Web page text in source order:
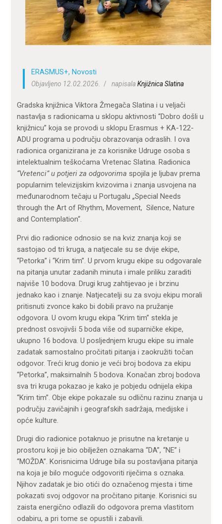
DOKUMENTI
KONTAKT
ERASMUS+, Novosti
Objavljeno 12.02.2026.
napisalaKnjižnica Slatina
Gradska knjižnica Viktora Žmegača Slatina i u veljači
nastavlja s radionicama u sklopu aktivnosti “Dobro došli u
knjižnicu” koja se provodi u sklopu Erasmus + KA-122-
ADU programa u području obrazovanja odraslih. I ova
radionica organizirana je za korisnike Udruge osoba s
intelektualnim teškoćama Vretenac Slatina. Radionica
“Vretenci” u potjeri za odgovorima spojila je ljubav prema
popularnim televizijskim kvizovima i znanja usvojena na
međunarodnom tečaju u Portugalu „Special Needs
through the Art of Rhythm, Movement, Silence, Nature
and Contemplation“.
Prvi dio radionice odnosio se na kviz znanja koji se
sastojao od tri kruga, a natjecale su se dvije ekipe,
“Petorka” i “Krim tim”. U prvom krugu ekipe su odgovarale
na pitanja unutar zadanih minuta i imale priliku zaraditi
najviše 10 bodova. Drugi krug zahtijevao je i brzinu
jednako kao i znanje. Natjecatelji su za svoju ekipu morali
pritisnuti zvonce kako bi dobili pravo na pružanje
odgovora. U ovom krugu ekipa “Krim tim” stekla je
prednost osvojivši 5 boda više od suparničke ekipe,
ukupno 16 bodova. U posljednjem krugu ekipe su imale
zadatak samostalno pročitati pitanja i zaokružiti točan
odgovor. Treći krug donio je veći broj bodova za ekipu
“Petorka”, maksimalnih 5 bodova. Konačan zbroj bodova
sva tri kruga pokazao je kako je pobjedu odnijela ekipa
“Krim tim”. Obje ekipe pokazale su odličnu razinu znanja u
području zavičajnih i geografskih sadržaja, medijske i
opće kulture.
Drugi dio radionice potaknuo je prisutne na kretanje u
prostoru koji je bio obilježen oznakama “DA”, “NE” i
“MOŽDA”. Korisnicima Udruge bila su postavljana pitanja
na koja je bilo moguće odgovoriti riječima s oznaka.
Njihov zadatak je bio otići do označenog mjesta i time
pokazati svoj odgovor na pročitano pitanje. Korisnici su
zaista energično odlazili do odgovora prema vlastitom
odabiru, a pri tome se opustili i zabavili.